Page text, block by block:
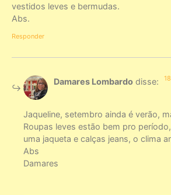
vestidos leves e bermudas.
Abs.
Responder
Damares Lombardo disse:
Jaqueline, setembro ainda é verão,
Roupas leves estão bem pro
uma jaqueta e calças jeans, o clima
Abs
Damares